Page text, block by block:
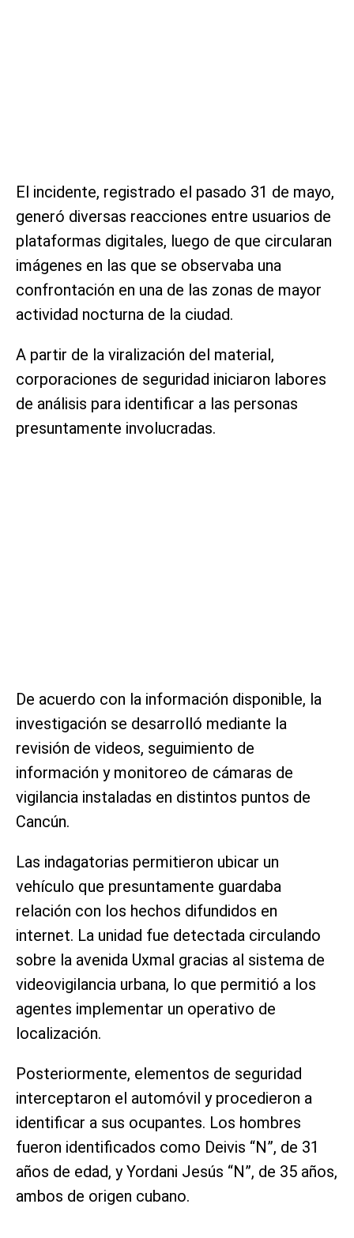
El incidente, registrado el pasado 31 de mayo,
generó diversas reacciones entre usuarios de
plataformas digitales, luego de que circularan
imágenes en las que se observaba una
confrontación en una de las zonas de mayor
actividad nocturna de la ciudad.
A partir de la viralización del material,
corporaciones de seguridad iniciaron labores
de análisis para identificar a las personas
presuntamente involucradas.
De acuerdo con la información disponible, la
investigación se desarrolló mediante la
revisión de videos, seguimiento de
información y monitoreo de cámaras de
vigilancia instaladas en distintos puntos de
Cancún.
Las indagatorias permitieron ubicar un
vehículo que presuntamente guardaba
relación con los hechos difundidos en
internet. La unidad fue detectada circulando
sobre la avenida Uxmal gracias al sistema de
videovigilancia urbana, lo que permitió a los
agentes implementar un operativo de
localización.
Posteriormente, elementos de seguridad
interceptaron el automóvil y procedieron a
identificar a sus ocupantes. Los hombres
fueron identificados como Deivis “N”, de 31
años de edad, y Yordani Jesús “N”, de 35 años,
ambos de origen cubano.